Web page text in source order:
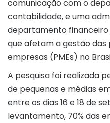
comunicação com o
contabilidade, e uma
departamento financeiro
que afetam a gestão das
empresas (PMEs) no
A pesquisa foi realizada
de pequenas e médias
entre os dias 16 e 18 de
levantamento, 70% das